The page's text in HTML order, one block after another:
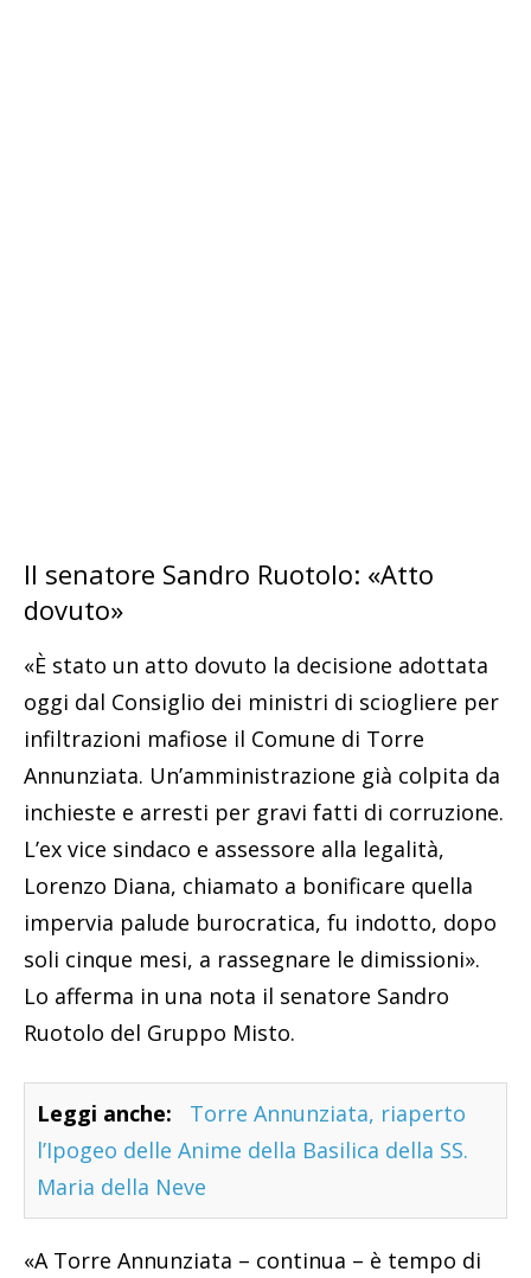
Il senatore Sandro Ruotolo: «Atto
dovuto»
«È stato un atto dovuto la decisione adottata
oggi dal Consiglio dei ministri di sciogliere per
infiltrazioni mafiose il Comune di Torre
Annunziata. Un’amministrazione già colpita da
inchieste e arresti per gravi fatti di corruzione.
L’ex vice sindaco e assessore alla legalità,
Lorenzo Diana, chiamato a bonificare quella
impervia palude burocratica, fu indotto, dopo
soli cinque mesi, a rassegnare le dimissioni».
Lo afferma in una nota il senatore Sandro
Ruotolo del Gruppo Misto.
Leggi anche:
Torre Annunziata, riaperto
l’Ipogeo delle Anime della Basilica della SS.
Maria della Neve
«A Torre Annunziata – continua – è tempo di